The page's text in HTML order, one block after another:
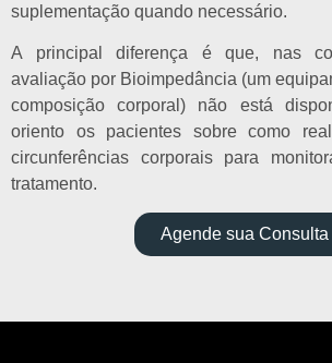
suplementação quando necessário.
A principal diferença é que, nas
avaliação por Bioimpedância (um
composição corporal) não está
oriento os pacientes sobre como
circunferências corporais para
tratamento.
Agende sua Consulta